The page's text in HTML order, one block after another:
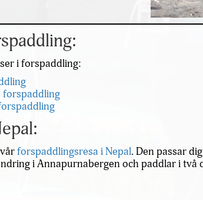
i forspaddling:
forspaddlingsresa i Nepal. Den passar
i Annapurnabergen och paddlar i två